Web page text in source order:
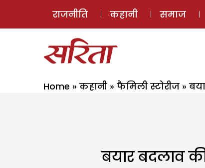
राजनीति कहानी समाज
Home » कहानी » फैमिली स्टोरीज »
बयार बदलाव